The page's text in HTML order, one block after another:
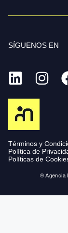
SÍGUENOS EN
Términos y
Política de
Políticas de
® Agencia